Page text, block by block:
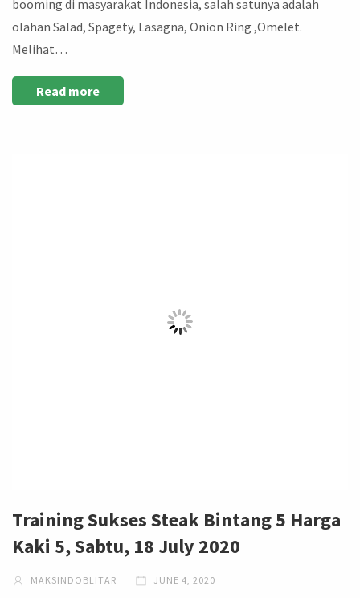
booming di masyarakat Indonesia, salah satunya adalah
olahan Salad, Spagety, Lasagna, Onion Ring ,Omelet.
Melihat…
Read more
Training Sukses Steak Bintang 5 Harga
Kaki 5, Sabtu, 18 July 2020
MAKSINDOBLITAR JUNE 4, 2020